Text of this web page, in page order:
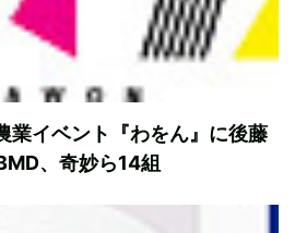
業イベント『わをん』に後藤
、奇妙ら14組